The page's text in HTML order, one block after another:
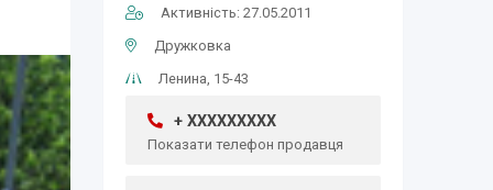
Активність: 27.05.2011
Дружковка
Ленина, 15-43
+ XXXXXXXXX
Показати телефон продавця